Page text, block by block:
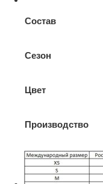
Состав
Сезон
Цвет
Производство